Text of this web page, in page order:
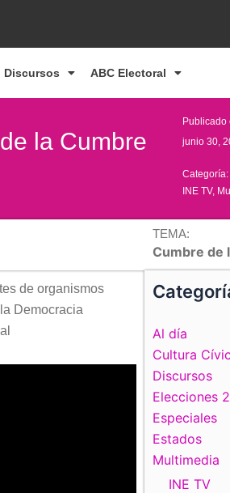
Discursos ABC Electoral
la Cumbre
Publicado
junio 30,
Categoría:
INE TV,
TEMA:
Cumbre de
de organismos
Democracia
Al día
Cultura
Discursos
Elecciones
Especiales
Estados
Multimedia
INE TV